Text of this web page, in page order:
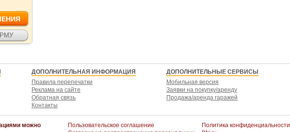
ДОПОЛНИТЕЛЬНАЯ ИНФОРМАЦИЯ
Правила перепечатки
Реклама на сайте
Обратная связь
Контакты
ДОПОЛНИТЕЛЬНЫЕ СЕРВИСЫ
Мобильная версия
Заявки на покупку/аренду
Продажа/аренда гаражей
можно
Пользовательское соглашение
Политика конфиденциальности